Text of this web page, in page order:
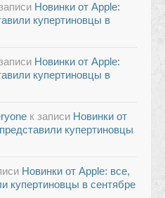
Новинки от Apple:
купертиновцы в
Новинки от Apple:
купертиновцы в
к записи Новинки от
купертиновцы
Новинки от Apple: все,
купертиновцы в сентябре